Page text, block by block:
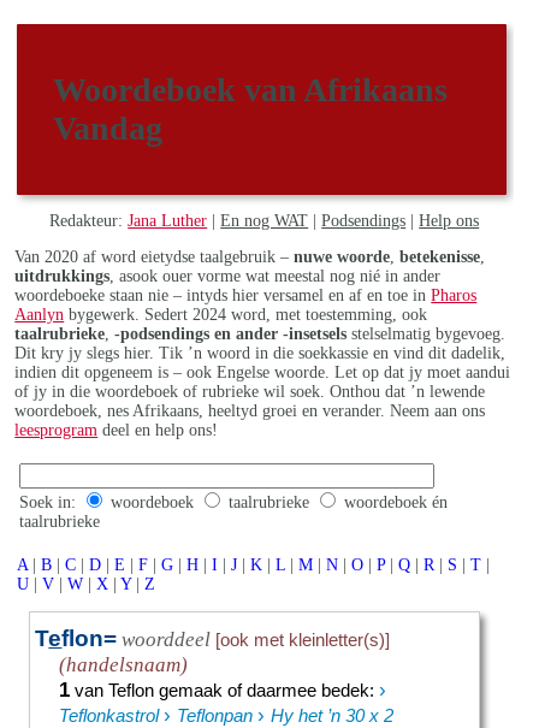
Woordeboek van Afrikaans
Vandag
Redakteur:Jana Luther |En nog WAT |Podsendings |Help ons
Van 2020 af word eietydse taalgebruik –nuwe woorde ,betekenisse
uitdrukkings , asook ouer vorme wat meestal nog nié in ander
woordeboeke staan nie – intyds hier versamel en af en toe inPharos
Aanlyn bygewerk. Sedert 2024 word, met toestemming, ook
taalrubrieke ,-podsendings en ander -insetsels stelselmatig bygevoeg.
Dit kry jy slegs hier. Tik ’n woord in die soekkassie en vind dit dadelik,
indien dit opgeneem is – ook Engelse woorde. Let op dat jy moet aandui
of jy in die woordeboek of rubrieke wil soek. Onthou dat ’n lewende
woordeboek, nes Afrikaans, heeltyd groei en verander. Neem aan ons
leesprogram deel en help ons!
Soek in: woordeboek taalrubrieke
woordeboek én
taalrubrieke
A | B | C | D | E | F | G | H | I | J | K | L | M | N | O | P | Q | R | S | T |
U | V | W | X | Y | Z
Teflon= woorddeel [ook met kleinletter(s)]
(handelsnaam)
1 van Teflon gemaak of daarmee bedek:›
Teflonkastrol › Teflonpan › Hy het ’n 30 x 2